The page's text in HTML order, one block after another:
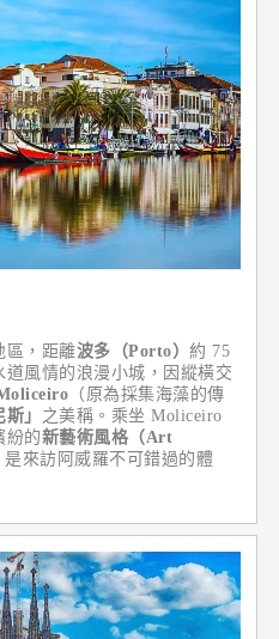
區，距離波多（Porto）約 75
風情的浪漫小城，因縱橫交
（原為採集海藻的傳
」 之美稱。乘坐 Moliceiro
紛的新藝術風格（Art
來訪阿威羅不可錯過的體